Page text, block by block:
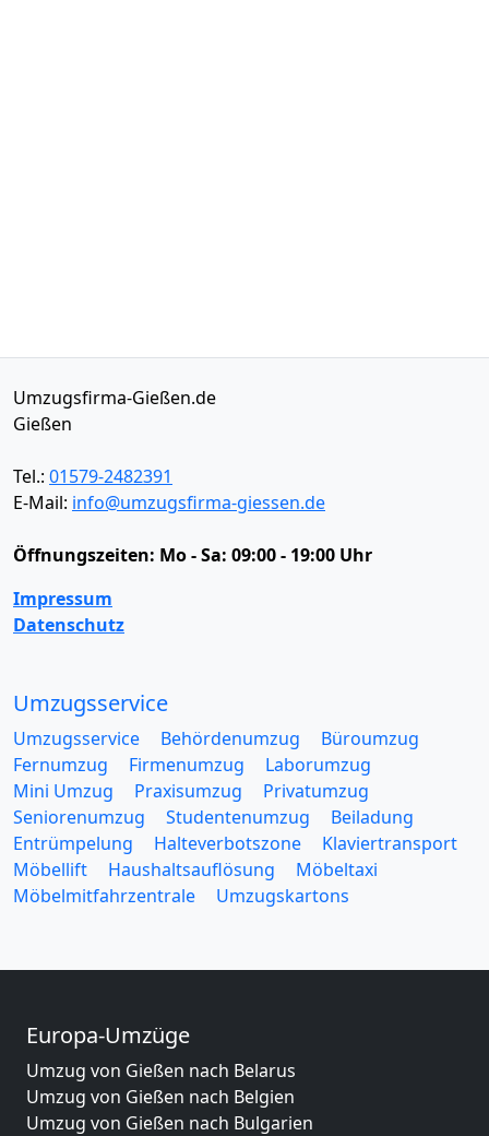
Umzugsfirma-Gießen.de
Gießen
Tel.: 01579-2482391
E-Mail: info@umzugsfirma-giessen.de
Öffnungszeiten: Mo - Sa: 09:00 - 19:00 Uhr
Impressum
Datenschutz
Umzugsservice
Umzugsservice Behördenumzug
Büroumzug
Fernumzug
Firmenumzug
Laborumzug
Mini Umzug
Praxisumzug
Privatumzug
Seniorenumzug
Studentenumzug
Beiladung
Entrümpelung
Halteverbotszone
Klaviertransport
Möbellift
Haushaltsauflösung
Möbeltaxi
Möbelmitfahrzentrale
Umzugskartons
Europa-Umzüge
Umzug von Gießen nach Belarus
Umzug von Gießen nach Belgien
Umzug von Gießen nach Bulgarien